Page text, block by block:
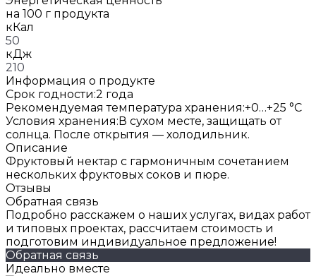
на 100 г продукта
кКал
50
кДж
210
Информация о продукте
Срок годности:2 года
Рекомендуемая температура хранения:+0…+25 °C
Условия хранения:В сухом месте, защищать от
солнца. После открытия — холодильник.
Описание
Фруктовый нектар с гармоничным сочетанием
нескольких фруктовых соков и пюре.
Отзывы
Обратная связь
Подробно расскажем о наших услугах, видах работ
и типовых проектах, рассчитаем стоимость и
подготовим индивидуальное предложение!
Обратная связь
Идеально вместе